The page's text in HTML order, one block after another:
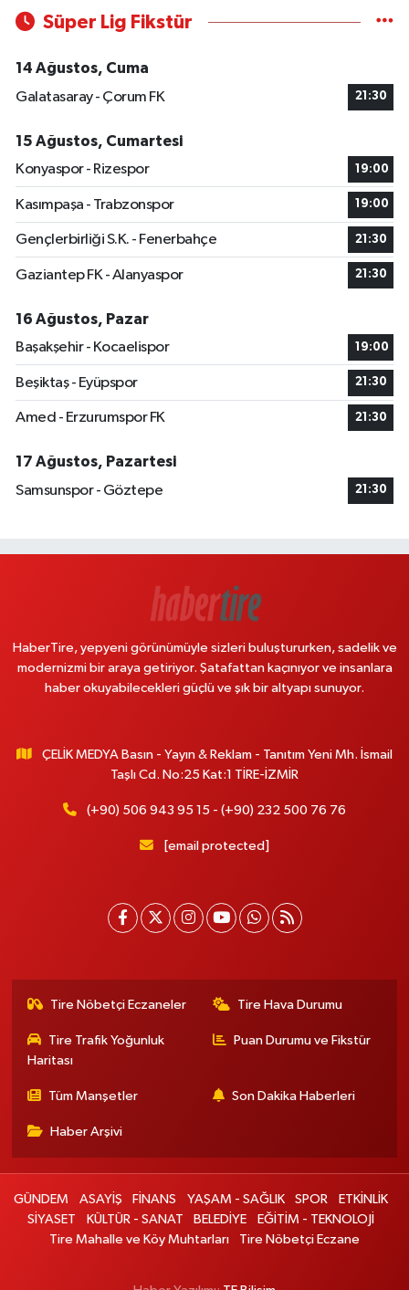
Süper Lig Fikstür
14 Ağustos, Cuma
Galatasaray - Çorum FK
21:30
15 Ağustos, Cumartesi
Konyaspor - Rizespor
19:00
Kasımpaşa - Trabzonspor 19:00
Gençlerbirliği S.K. - Fenerbahçe 21:30
Gaziantep FK - Alanyaspor 21:30
16 Ağustos, Pazar
Başakşehir - Kocaelispor
19:00
Beşiktaş - Eyüpspor 21:30
Amed - Erzurumspor FK 21:30
17 Ağustos, Pazartesi
Samsunspor - Göztepe
21:30
HaberTire, yepyeni görünümüyle sizleri buluştururken, sadelik ve
modernizmi bir araya getiriyor. Şatafattan kaçınıyor ve insanlara
haber okuyabilecekleri güçlü ve şık bir altyapı sunuyor.
ÇELİK MEDYA Basın - Yayın & Reklam - Tanıtım Yeni Mh. İsmail
Taşlı Cd. No:25 Kat:1 TİRE-İZMİR
(+90) 506 943 95 15 - (+90) 232 500 76 76
[email protected]
Tire Nöbetçi Eczaneler Tire Hava Durumu
Tire Trafik Yoğunluk
Haritası
Puan Durumu ve Fikstür
Tüm Manşetler Son Dakika Haberleri
Haber Arşivi
GÜNDEM ASAYİŞ FİNANS YAŞAM - SAĞLIK SPOR
ETKİNLİK
SİYASET
KÜLTÜR - SANAT BELEDİYE
EĞİTİM - TEKNOLOJİ
Tire Mahalle ve Köy Muhtarları
Tire Nöbetçi Eczane